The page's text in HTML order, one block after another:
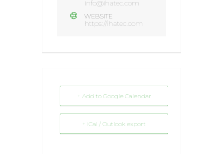
info@ihatec.com
WEBSITE
https://ihatec.com
+ Add to Google Calendar
+ iCal / Outlook export